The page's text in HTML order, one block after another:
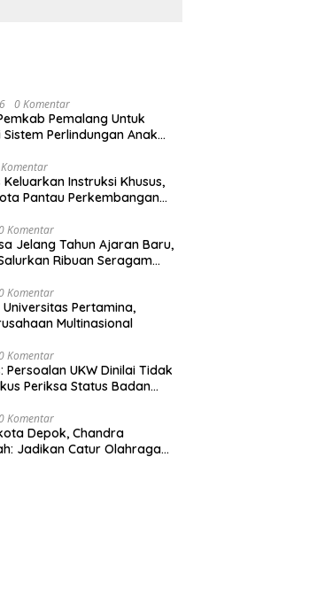
0 Komentar
Pemalang Untuk
Sistem Perlindungan Anak
Keluarkan Instruksi Khusus,
Pantau Perkembangan
Komentar
Jelang Tahun Ajaran Baru,
Ribuan Seragam
Komentar
Universitas Pertamina,
Multinasional
Komentar
Persoalan UKW Dinilai Tidak
Periksa Status Badan
Komentar
Depok, Chandra
Jadikan Catur Olahraga